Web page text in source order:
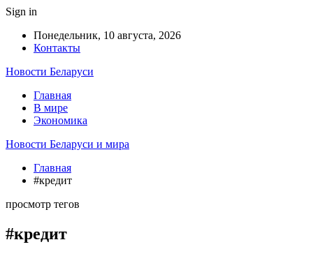
Sign in
Понедельник, 10 августа, 2026
Контакты
Новости Беларуси
Главная
В мире
Экономика
Новости Беларуси и мира
Главная
#кредит
просмотр тегов
#кредит